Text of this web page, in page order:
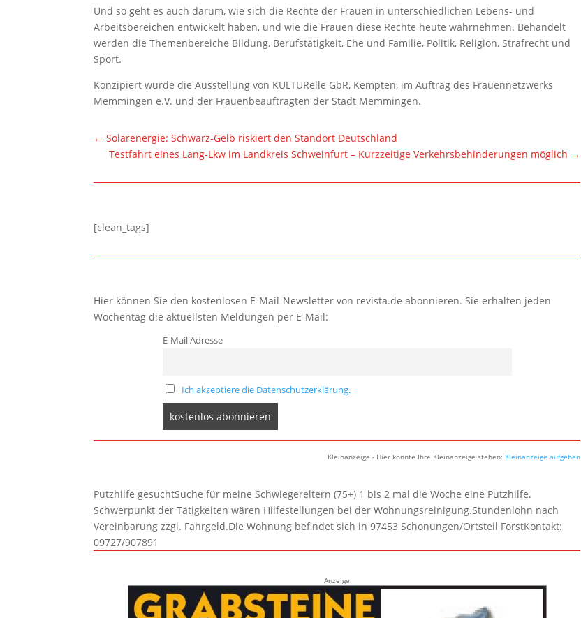
Und so geht es auch darum, wie sich die Rechte der Frauen in unterschiedlichen Lebens- und
Arbeitsbereichen entwickelt haben, und wie die Frauen diese Rechte heute wahrnehmen. Behandelt
werden die Themenbereiche Bildung, Berufstätigkeit, Ehe und Familie, Politik, Religion, Strafrecht und
Sport.
Konzipiert wurde die Ausstellung von KULTURelle GbR, Kempten, im Auftrag des Frauennetzwerks
Memmingen e.V. und der Frauenbeauftragten der Stadt Memmingen.
←Solarenergie: Schwarz-Gelb riskiert den Standort Deutschland
Testfahrt eines Lang-Lkw im Landkreis Schweinfurt – Kurzzeitige Verkehrsbehinderungen möglich →
[clean_tags]
Hier können Sie den kostenlosen E-Mail-Newsletter von revista.de abonnieren. Sie erhalten jeden
Wochentag die aktuellsten Meldungen per E-Mail:
E-Mail Adresse
Ich akzeptiere die Datenschutzerklärung.
Kleinanzeige - Hier könnte Ihre Kleinanzeige stehen: Kleinanzeige aufgeben
Putzhilfe gesuchtSuche für meine Schwiegereltern (75+) 1 bis 2 mal die Woche eine Putzhilfe.
Schwerpunkt der Tätigkeiten wären Hilfestellungen bei der Wohnungsreinigung.Stundenlohn nach
Vereinbarung zzgl. Fahrgeld.Die Wohnung befindet sich in 97453 Schonungen/Ortsteil ForstKontakt:
09727/907891
Anzeige